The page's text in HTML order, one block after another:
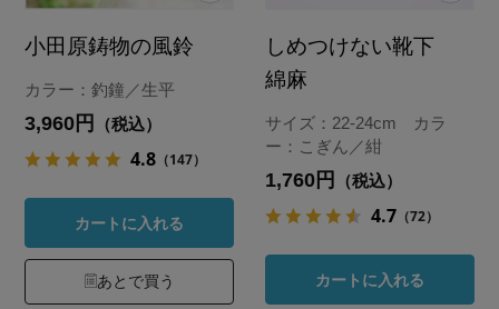
小田原鋳物の風鈴
カラー：釣鐘／生平
3,960円 （税込）
4.8 （147）
カートに入れる
あとで買う
しめつけない靴下
綿麻
サイズ：22-24cm カラ
ー：こぎん／紺
1,760円 （税込）
4.7 （72）
カートに入れる